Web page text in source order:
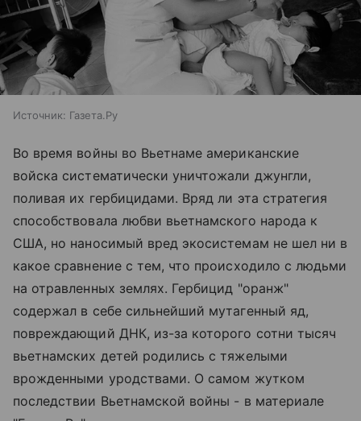
Источник: Газета.Ру
Во время войны во Вьетнаме американские
войска систематически уничтожали джунгли,
поливая их гербицидами. Вряд ли эта стратегия
способствовала любви вьетнамского народа к
США, но наносимый вред экосистемам не шел ни в
какое сравнение с тем, что происходило с людьми
на отравленных землях. Гербицид "оранж"
содержал в себе сильнейший мутагенный яд,
повреждающий ДНК, из-за которого сотни тысяч
вьетнамских детей родились с тяжелыми
врожденными уродствами. О самом жутком
последствии Вьетнамской войны - в материале